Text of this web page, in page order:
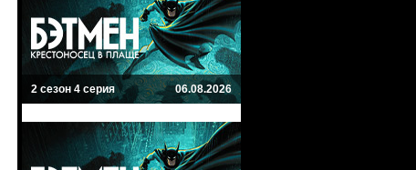
2 сезон 4 серия 06.08.2026